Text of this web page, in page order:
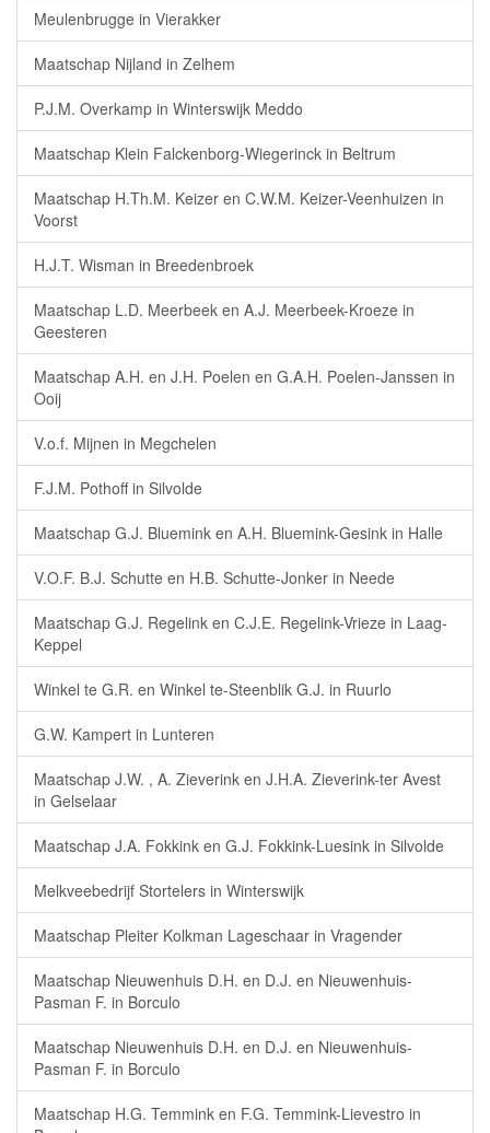
Meulenbrugge in Vierakker
Maatschap Nijland in Zelhem
P.J.M. Overkamp in Winterswijk Meddo
Maatschap Klein Falckenborg-Wiegerinck in Beltrum
Maatschap H.Th.M. Keizer en C.W.M. Keizer-Veenhuizen in
Voorst
H.J.T. Wisman in Breedenbroek
Maatschap L.D. Meerbeek en A.J. Meerbeek-Kroeze in
Geesteren
Maatschap A.H. en J.H. Poelen en G.A.H. Poelen-Janssen in
Ooij
V.o.f. Mijnen in Megchelen
F.J.M. Pothoff in Silvolde
Maatschap G.J. Bluemink en A.H. Bluemink-Gesink in Halle
V.O.F. B.J. Schutte en H.B. Schutte-Jonker in Neede
Maatschap G.J. Regelink en C.J.E. Regelink-Vrieze in Laag-
Keppel
Winkel te G.R. en Winkel te-Steenblik G.J. in Ruurlo
G.W. Kampert in Lunteren
Maatschap J.W. , A. Zieverink en J.H.A. Zieverink-ter Avest
in Gelselaar
Maatschap J.A. Fokkink en G.J. Fokkink-Luesink in Silvolde
Melkveebedrijf Stortelers in Winterswijk
Maatschap Pleiter Kolkman Lageschaar in Vragender
Maatschap Nieuwenhuis D.H. en D.J. en Nieuwenhuis-
Pasman F. in Borculo
Maatschap Nieuwenhuis D.H. en D.J. en Nieuwenhuis-
Pasman F. in Borculo
Maatschap H.G. Temmink en F.G. Temmink-Lievestro in